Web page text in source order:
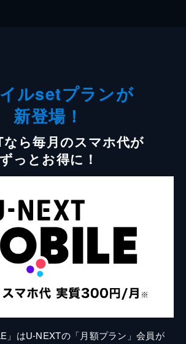
ルsetプランが
新登場！
なら毎月のスマホ代が
ずっとお得に！
」はU-NEXTの「月額プラン」会員が